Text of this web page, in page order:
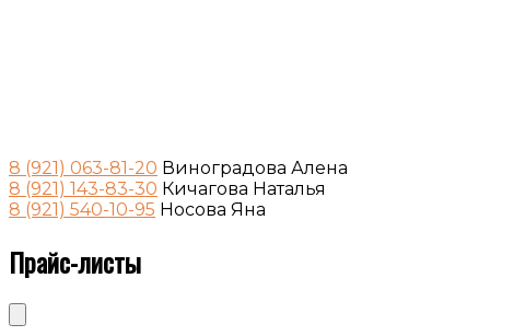
8 (921) 063-81-20 Виноградова Алена
8 (921) 143-83-30 Кичагова Наталья
8 (921) 540-10-95 Носова Яна
Прайс-листы